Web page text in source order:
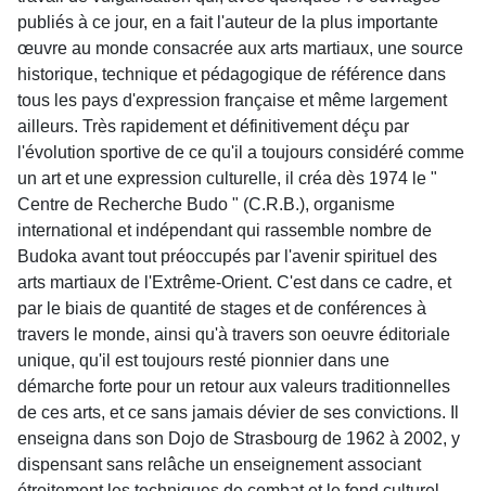
publiés à ce jour, en a fait l'auteur de la plus importante
œuvre au monde consacrée aux arts martiaux, une source
historique, technique et pédagogique de référence dans
tous les pays d'expression française et même largement
ailleurs. Très rapidement et définitivement déçu par
l'évolution sportive de ce qu'il a toujours considéré comme
un art et une expression culturelle, il créa dès 1974 le "
Centre de Recherche Budo " (C.R.B.), organisme
international et indépendant qui rassemble nombre de
Budoka avant tout préoccupés par l'avenir spirituel des
arts martiaux de l'Extrême-Orient. C'est dans ce cadre, et
par le biais de quantité de stages et de conférences à
travers le monde, ainsi qu'à travers son oeuvre éditoriale
unique, qu'il est toujours resté pionnier dans une
démarche forte pour un retour aux valeurs traditionnelles
de ces arts, et ce sans jamais dévier de ses convictions. Il
enseigna dans son Dojo de Strasbourg de 1962 à 2002, y
dispensant sans relâche un enseignement associant